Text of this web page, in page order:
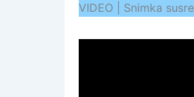
VIDEO | Snimka